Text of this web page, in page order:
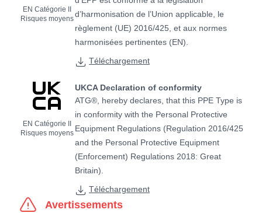
EN Catégorie II
Risques moyensd’harmonisation de l’Union applicable, le
règlement (UE) 2016/425, et aux normes
harmonisées pertinentes (EN).
Téléchargement
EN Catégorie II
Risques moyens
UKCA Declaration of conformity
ATG®, hereby declares, that this PPE Type is
in conformity with the Personal Protective
Equipment Regulations (Regulation 2016/425
and the Personal Protective Equipment
(Enforcement) Regulations 2018: Great
Britain).
Téléchargement
Avertissements